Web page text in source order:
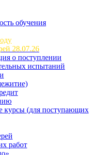
обучения
28.07.26
о поступлении
испытаний
курсы (для поступающих
работ